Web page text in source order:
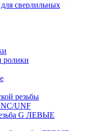
сверлильных
ролики
резьбы
UNF
G ЛЕВЫЕ